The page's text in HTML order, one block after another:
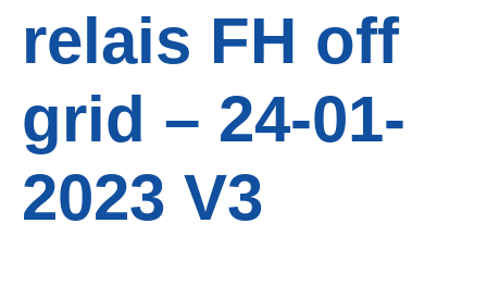
relais FH off
grid – 24-01-
2023 V3